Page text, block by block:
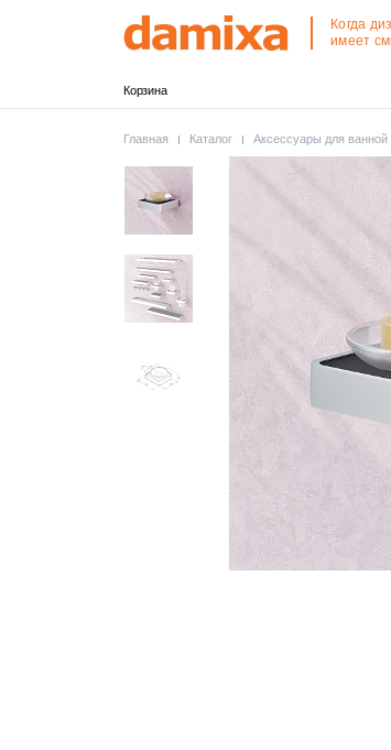
Когда
имеет
Корзина
Главная Каталог Аксессуары для ванной